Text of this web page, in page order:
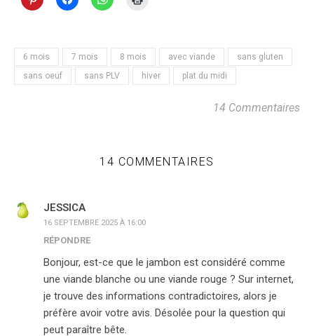
6 mois 7 mois 8 mois avec viande
sans gluten
sans oeuf
sans PLV hiver plat du midi
14 Commentaires
14 COMMENTAIRES
JESSICA
16 SEPTEMBRE 2025 À 16:00
RÉPONDRE
Bonjour, est-ce que le jambon est considéré comme
une viande blanche ou une viande rouge ? Sur internet,
je trouve des informations contradictoires, alors je
préfère avoir votre avis. Désolée pour la question qui
peut paraître bête.